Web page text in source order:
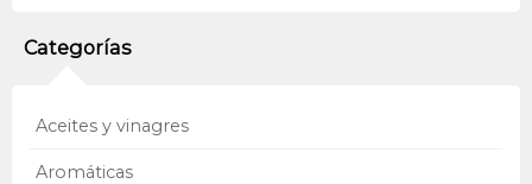
Categorías
Aceites y vinagres
Aromáticas